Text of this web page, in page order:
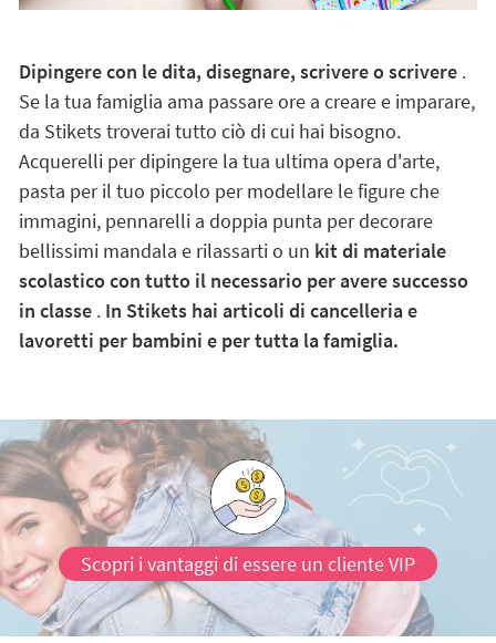
Dipingere con le dita, disegnare, scrivere o scrivere.
Se la tua famiglia ama passare ore a creare e imparare,
da Stikets troverai tutto ciò di cui hai bisogno.
Acquerelli per dipingere la tua ultima opera d'arte,
pasta per il tuo piccolo per modellare le figure che
immagini, pennarelli a doppia punta per decorare
bellissimi mandala e rilassarti o un kit di materiale
scolastico con tutto il necessario per avere successo
in classe. In Stikets hai articoli di cancelleria e
lavoretti per bambini e per tutta la famiglia.
Scopri i vantaggi di essere un cliente VIP